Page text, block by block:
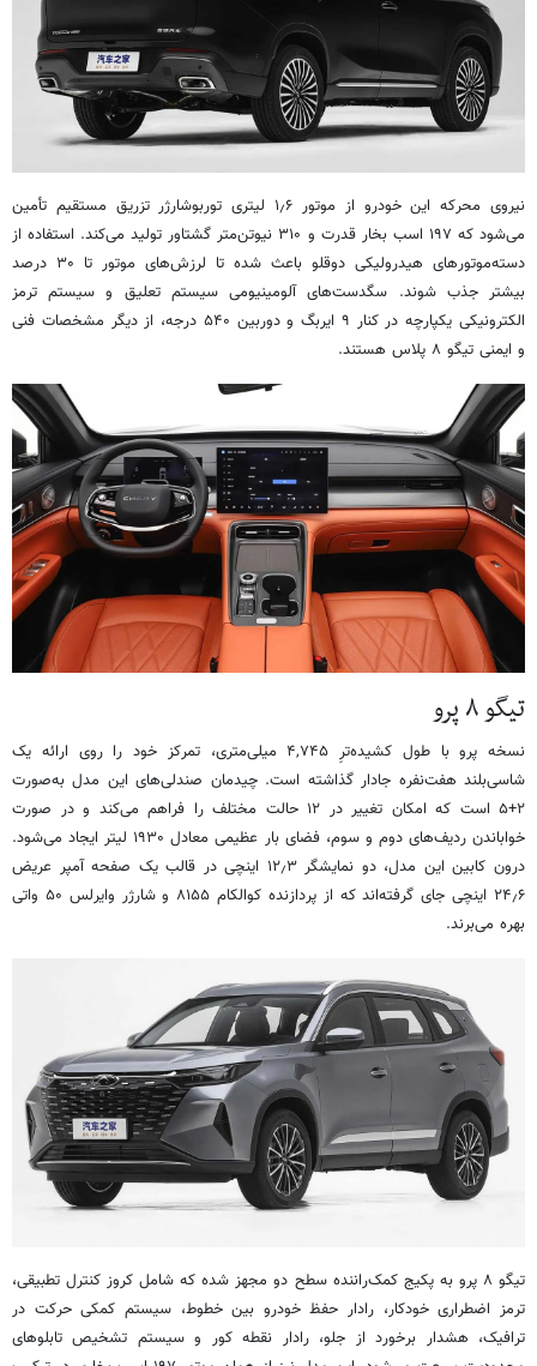
نیروی محرکه این خودرو از موتور ۱٫۶ لیتری توربوشارژر تزریق مستقیم تأمین
می‌شود که ۱۹۷ اسب بخار قدرت و ۳۱۰ نیوتن‌متر گشتاور تولید می‌کند. استفاده از
دسته‌موتورهای هیدرولیکی دوقلو باعث شده تا لرزش‌های موتور تا ۳۰ درصد
بیشتر جذب شوند. سگدست‌های آلومینیومی سیستم تعلیق و سیستم ترمز
الکترونیکی یکپارچه در کنار ۹ ایربگ و دوربین ۵۴۰ درجه، از دیگر مشخصات فنی
و ایمنی تیگو ۸ پلاس هستند.
تیگو ۸ پرو
نسخه پرو با طول کشیده‌ترِ ۴,۷۴۵ میلی‌متری، تمرکز خود را روی ارائه یک
شاسی‌بلند هفت‌نفره جادار گذاشته است. چیدمان صندلی‌های این مدل به‌صورت
۲+۵ است که امکان تغییر در ۱۲ حالت مختلف را فراهم می‌کند و در صورت
خواباندن ردیف‌های دوم و سوم، فضای بار عظیمی معادل ۱۹۳۰ لیتر ایجاد می‌شود.
درون کابین این مدل، دو نمایشگر ۱۲٫۳ اینچی در قالب یک صفحه آمپر عریض
۲۴٫۶ اینچی جای گرفته‌اند که از پردازنده کوالکام ۸۱۵۵ و شارژر وایرلس ۵۰ واتی
بهره می‌برند.
تیگو ۸ پرو به پکیج کمک‌راننده سطح دو مجهز شده که شامل کروز کنترل تطبیقی،
ترمز اضطراری خودکار، رادار حفظ خودرو بین خطوط، سیستم کمکی حرکت در
ترافیک، هشدار برخورد از جلو، رادار نقطه کور و سیستم تشخیص تابلوهای